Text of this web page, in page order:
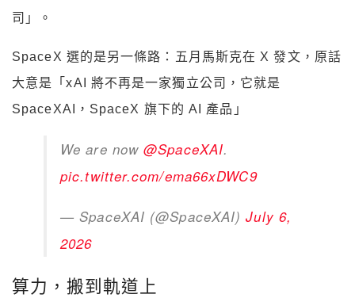
司」。
SpaceX 選的是另一條路：五月馬斯克在 X 發文，原話
大意是「xAI 將不再是一家獨立公司，它就是
SpaceXAI，SpaceX 旗下的 AI 產品」
We are now@SpaceXAI.
pic.twitter.com/ema66xDWC9
— SpaceXAI (@SpaceXAI)July 6,
2026
算力，搬到軌道上